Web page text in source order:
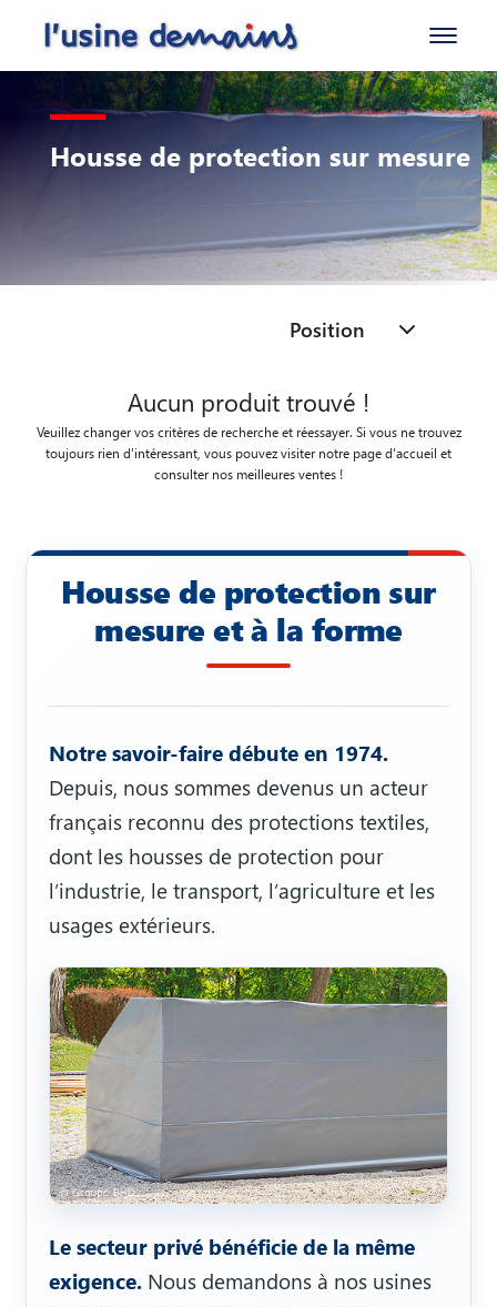
Housse de protection sur mesure
Position
Aucun produit trouvé !
Veuillez changer vos critères de recherche et réessayer. Si vous ne trouvez
toujours rien d'intéressant, vous pouvez visiter notre page d'accueil et
consulter nos meilleures ventes !
Housse de protection sur
mesure et à la forme
Notre savoir-faire débute en 1974.
Depuis, nous sommes devenus un acteur
français reconnu des protections textiles,
dont les housses de protection pour
l’industrie, le transport, l’agriculture et les
usages extérieurs.
Le secteur privé bénéficie de la même
exigence. Nous demandons à nos usines